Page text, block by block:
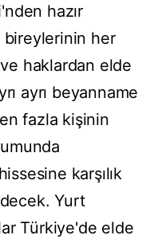
hazır
bireylerinin her
haklardan elde
ayrı beyanname
fazla kişinin
karşılık
Yurt
Türkiye'de elde